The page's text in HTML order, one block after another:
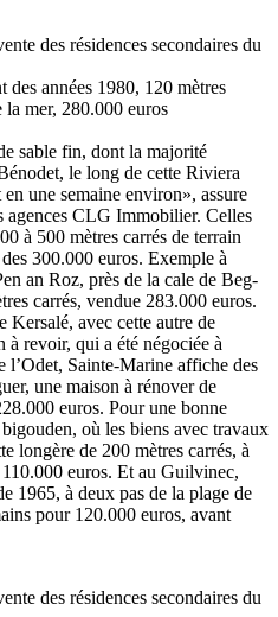
des résidences secondaires du
années 1980, 120 mètres
la mer, 280.000 euros
sable fin, dont la majorité
le long de cette Riviera
une semaine environ», assure
agences CLG Immobilier. Celles
à 500 mètres carrés de terrain
300.000 euros. Exemple à
an Roz, près de la cale de Beg-
carrés, vendue 283.000 euros.
Kersalé, avec cette autre de
à revoir, qui a été négociée à
l’Odet, Sainte-Marine affiche des
une maison à rénover de
euros. Pour une bonne
où les biens avec travaux
longère de 200 mètres carrés, à
euros. Et au Guilvinec,
1965, à deux pas de la plage de
pour 120.000 euros, avant
des résidences secondaires du